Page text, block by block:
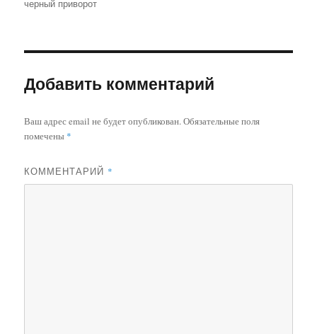
черный приворот
Добавить комментарий
Ваш адрес email не будет опубликован.Обязательные поля
помечены *
КОММЕНТАРИЙ *